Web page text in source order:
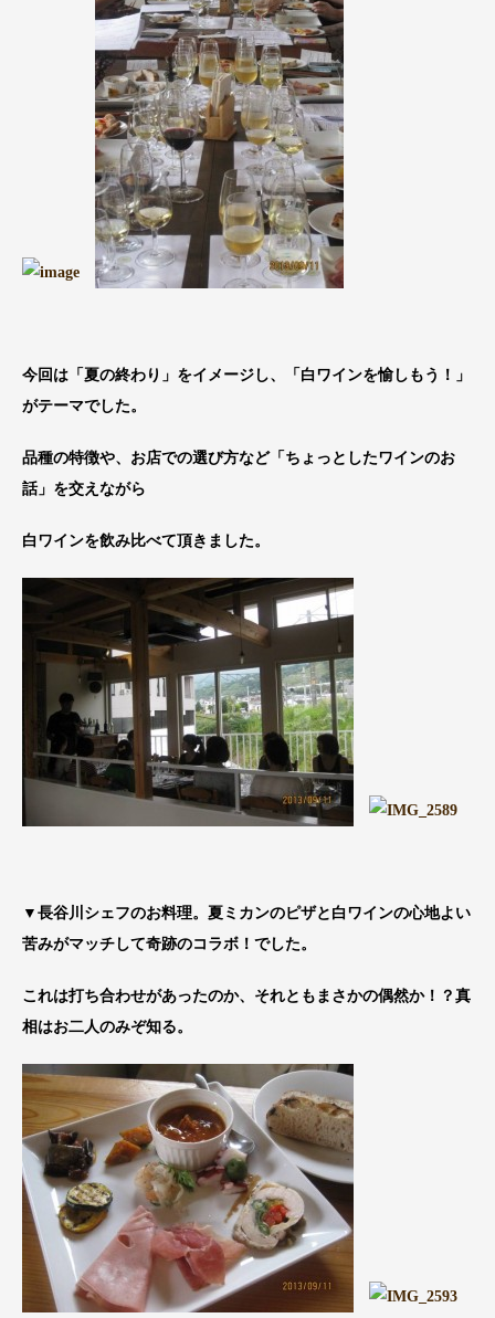
今回は「夏の終わり」をイメージし、「白ワインを愉しもう！」
がテーマでした。
品種の特徴や、お店での選び方など「ちょっとしたワインのお
話」を交えながら
白ワインを飲み比べて頂きました。
▼長谷川シェフのお料理。夏ミカンのピザと白ワインの心地よい
苦みがマッチして奇跡のコラボ！でした。
これは打ち合わせがあったのか、それともまさかの偶然か！？真
相はお二人のみぞ知る。